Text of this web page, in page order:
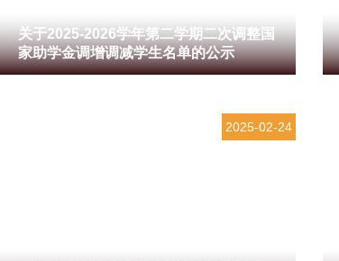
关于2025-2026学年第二学期二次调整国
家助学金调增调减学生名单的公示
2025-02-24